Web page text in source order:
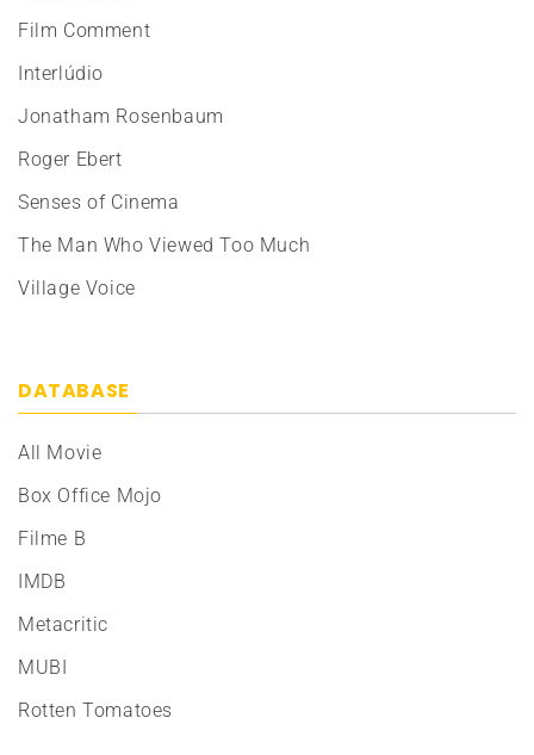
Film Comment
Interlúdio
Jonatham Rosenbaum
Roger Ebert
Senses of Cinema
The Man Who Viewed Too Much
Village Voice
DATABASE
All Movie
Box Office Mojo
Filme B
IMDB
Metacritic
MUBI
Rotten Tomatoes